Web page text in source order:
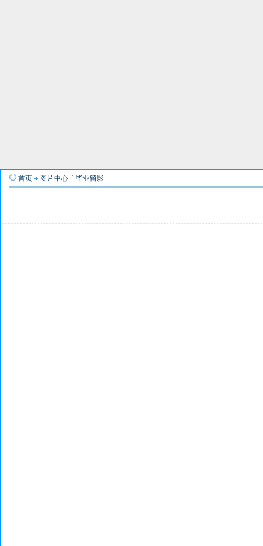
首页 图片中心 毕业留影